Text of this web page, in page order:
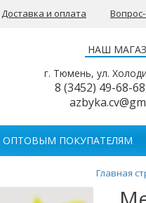
Доставка и оплата
НАШ
г. Тюмень, ул.
8 (3452) 49-68-68
ОПТОВЫМ ПОКУПАТЕЛЯМ
Главная